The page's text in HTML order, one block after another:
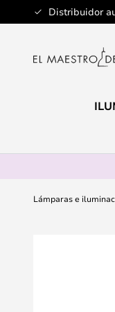
Distribuidor
Ir
al
Lámparas e